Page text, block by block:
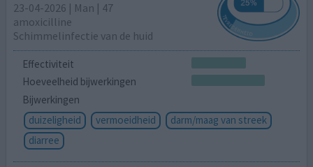
23-04-2026 | Man | 47
amoxicilline
Schimmelinfectie van de huid
Effectiviteit
Hoeveelheid bijwerkingen
Bijwerkingen
duizeligheid
vermoeidheid
darm/maag van streek
diarree